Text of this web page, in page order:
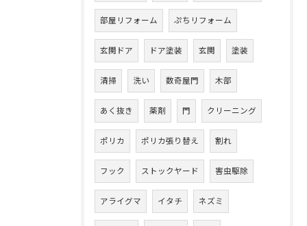
部屋リフォーム ぷちリフォーム
玄関ドア ドア塗装 玄関 塗装
清掃 洗い 数奇屋門 木部
あく抜き 薬剤 門 クリーニング
ポリカ ポリカ張り替え 割れ
フック ストックヤード 害虫駆除
アライグマ イタチ ネズミ